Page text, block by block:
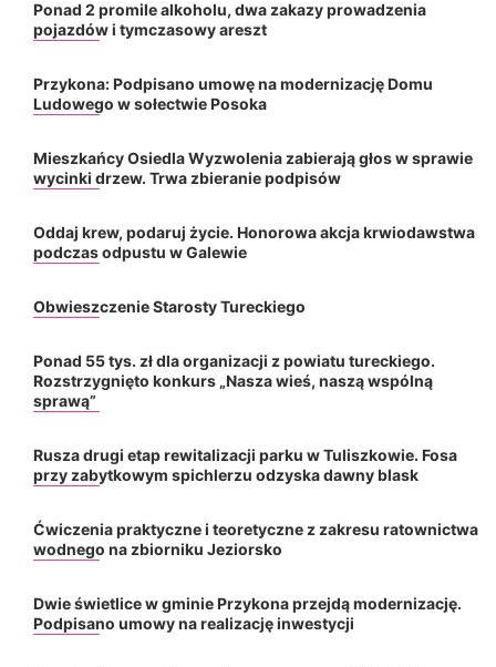
Ponad 2 promile alkoholu, dwa zakazy prowadzenia
pojazdów i tymczasowy areszt
Przykona: Podpisano umowę na modernizację Domu
Ludowego w sołectwie Posoka
Mieszkańcy Osiedla Wyzwolenia zabierają głos w sprawie
wycinki drzew. Trwa zbieranie podpisów
Oddaj krew, podaruj życie. Honorowa akcja krwiodawstwa
podczas odpustu w Galewie
Obwieszczenie Starosty Tureckiego
Ponad 55 tys. zł dla organizacji z powiatu tureckiego.
Rozstrzygnięto konkurs „Nasza wieś, naszą wspólną
sprawą”
Rusza drugi etap rewitalizacji parku w Tuliszkowie. Fosa
przy zabytkowym spichlerzu odzyska dawny blask
Ćwiczenia praktyczne i teoretyczne z zakresu ratownictwa
wodnego na zbiorniku Jeziorsko
Dwie świetlice w gminie Przykona przejdą modernizację.
Podpisano umowy na realizację inwestycji